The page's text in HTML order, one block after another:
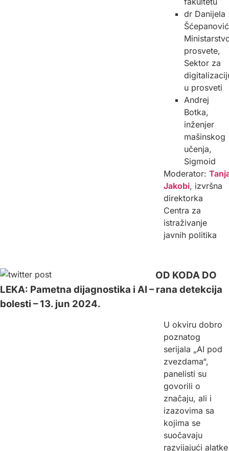
dr Danijela
prosvete,
Sektor za
u prosveti
Andrej
Botka,
inženjer
mašinskog
učenja,
Sigmoid
Moderator:
Jakobi, izvršna
direktorka
Centra za
istraživanje
javnih politika
OD KODA DO
LEKA: Pametna dijagnostika i AI – rana detekcija
bolesti – 13. jun 2024.
U okviru dobro
poznatog
serijala „AI pod
zvezdama“,
panelisti su
govorili o
značaju, ali i
izazovima sa
kojima se
suočavaju
razvijajući alatke